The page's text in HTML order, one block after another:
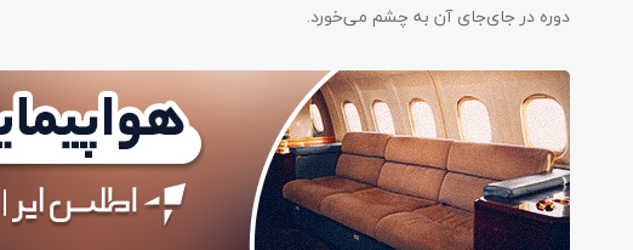
دوره در جای‌جای آن به چشم می‌خورد.